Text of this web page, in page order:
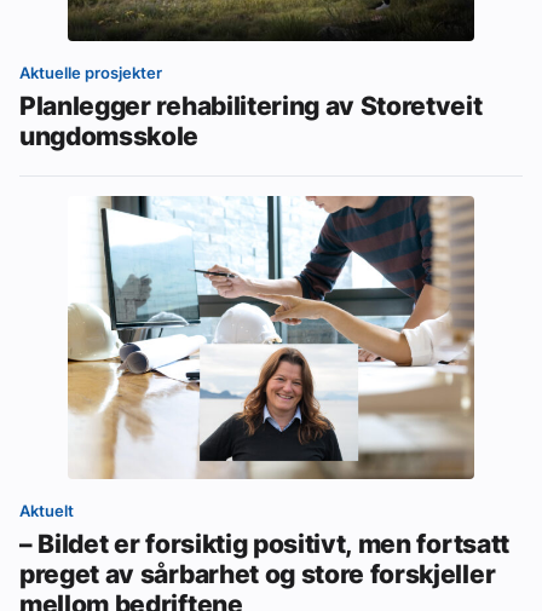
Aktuelle prosjekter
Planlegger rehabilitering av Storetveit
ungdomsskole
Aktuelt
– Bildet er forsiktig positivt, men fortsatt
preget av sårbarhet og store forskjeller
mellom bedriftene